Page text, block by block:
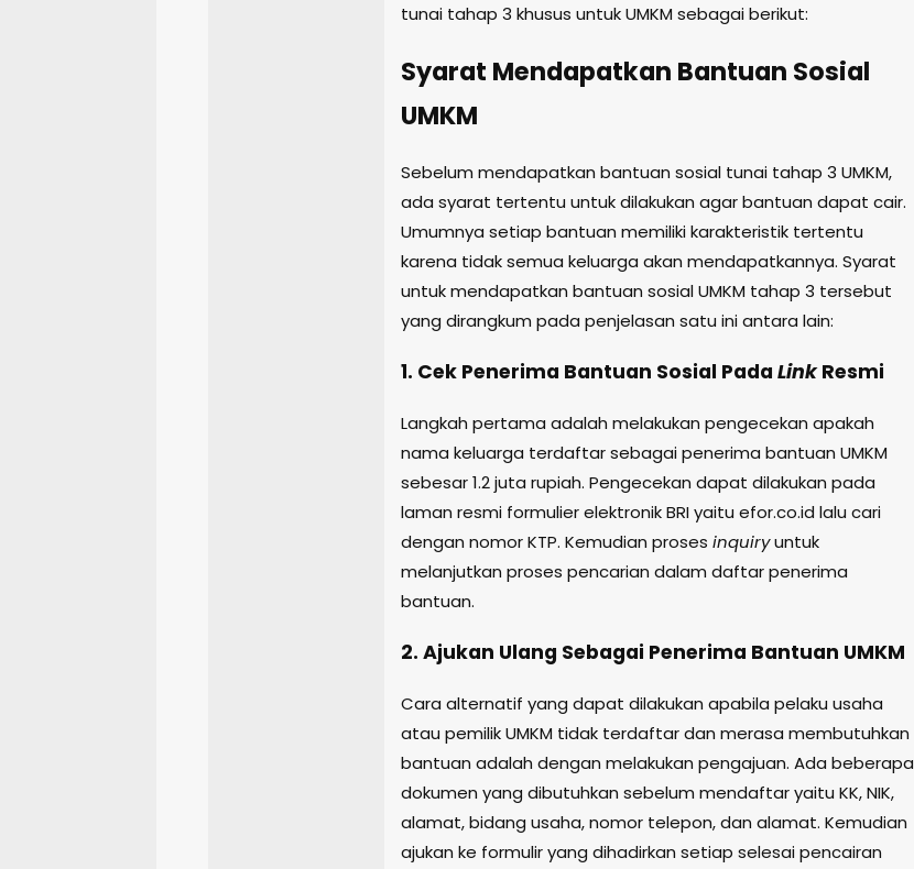
tunai tahap 3 khusus untuk UMKM sebagai berikut:
Syarat Mendapatkan Bantuan Sosial
UMKM
Sebelum mendapatkan bantuan sosial tunai tahap 3 UMKM,
ada syarat tertentu untuk dilakukan agar bantuan dapat cair.
Umumnya setiap bantuan memiliki karakteristik tertentu
karena tidak semua keluarga akan mendapatkannya. Syarat
untuk mendapatkan bantuan sosial UMKM tahap 3 tersebut
yang dirangkum pada penjelasan satu ini antara lain:
1. Cek Penerima Bantuan Sosial Pada LinkResmi
Langkah pertama adalah melakukan pengecekan apakah
nama keluarga terdaftar sebagai penerima bantuan UMKM
sebesar 1.2 juta rupiah. Pengecekan dapat dilakukan pada
laman resmi formulier elektronik BRI yaitu efor.co.id lalu cari
dengan nomor KTP. Kemudian proses inquiryuntuk
melanjutkan proses pencarian dalam daftar penerima
bantuan.
2. Ajukan Ulang Sebagai Penerima Bantuan UMKM
Cara alternatif yang dapat dilakukan apabila pelaku usaha
atau pemilik UMKM tidak terdaftar dan merasa membutuhkan
bantuan adalah dengan melakukan pengajuan. Ada beberapa
dokumen yang dibutuhkan sebelum mendaftar yaitu KK, NIK,
alamat, bidang usaha, nomor telepon, dan alamat. Kemudian
ajukan ke formulir yang dihadirkan setiap selesai pencairan